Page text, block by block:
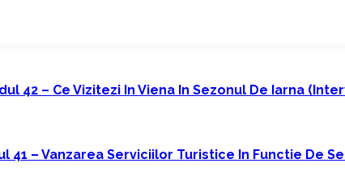
42 – Ce Vizitezi In Viena In Sezonul De Iarna
41 – Vanzarea Serviciilor Turistice In Functie De